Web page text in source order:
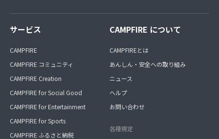
サービス
CAMPFIRE
CAMPFIRE コミュニティ
CAMPFIRE Creation
CAMPFIRE for Social Good
CAMPFIRE for Entertainment
CAMPFIRE for Sports
CAMPFIRE ふるさと納税
CAMPFIRE について
CAMPFIREとは
あんしん・安全への取り組み
ニュース
ヘルプ
お問い合わせ
各種規定